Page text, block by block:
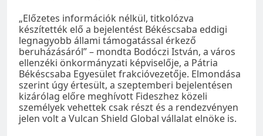
„Előzetes információk nélkül, titkolózva
készítették elő a bejelentést Békéscsaba eddigi
legnagyobb állami támogatással érkező
beruházásáról” – mondta Bodóczi István, a város
ellenzéki önkormányzati képviselője, a Pátria
Békéscsaba Egyesület frakcióvezetője. Elmondása
szerint úgy értesült, a szeptemberi bejelentésen
kizárólag előre meghívott Fideszhez közeli
személyek vehettek csak részt és a rendezvényen
jelen volt a Vulcan Shield Global vállalat elnöke is.